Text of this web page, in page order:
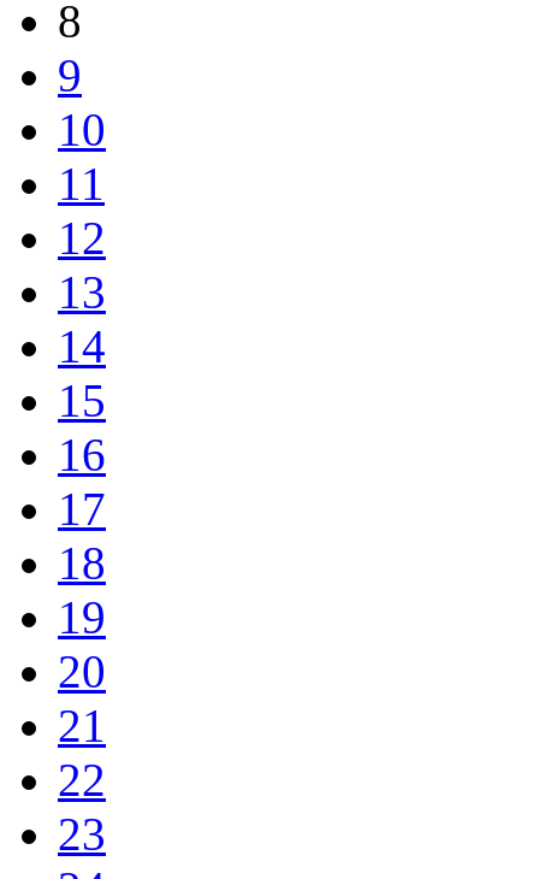
8
9
10
11
12
13
14
15
16
17
18
19
20
21
22
23